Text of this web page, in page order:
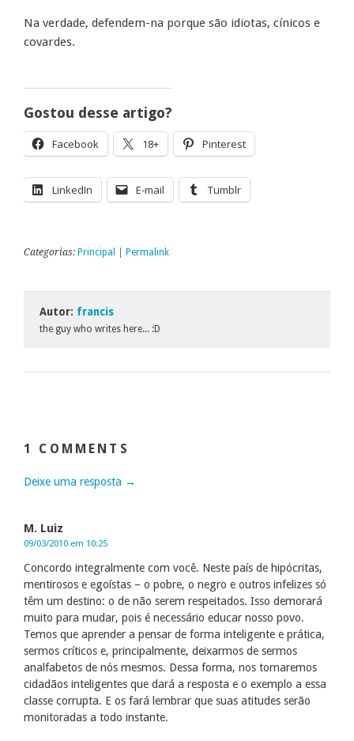
Na verdade, defendem-na porque são idiotas, cínicos e
covardes.
Gostou desse artigo?
Facebook 18+ Pinterest
LinkedIn E-mail Tumblr
Categorias: Principal Permalink
Autor: francis
the guy who writes here... :D
1 COMMENTS
Deixe uma resposta →
M. Luiz
09/03/2010 em 10:25
Concordo integralmente com você. Neste país de hipócritas,
mentirosos e egoístas – o pobre, o negro e outros infelizes só
têm um destino: o de não serem respeitados. Isso demorará
muito para mudar, pois é necessário educar nosso povo.
Temos que aprender a pensar de forma inteligente e prática,
sermos críticos e, principalmente, deixarmos de sermos
analfabetos de nós mesmos. Dessa forma, nos tornaremos
cidadãos inteligentes que dará a resposta e o exemplo a essa
classe corrupta. E os fará lembrar que suas atitudes serão
monitoradas a todo instante.